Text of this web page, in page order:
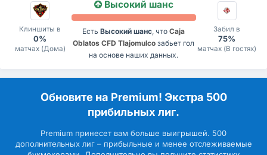
Клиншиты в
0%
матчах (Дома)
Высокий шанс
Есть Высокий шанс, что Caja
Oblatos CFD Tlajomulco забьет гол
на основе наших данных.
Забил в
75%
матчах (В гостях)
Обновите на Premium! Экстра 500
прибильных лиг.
Premium принесет вам больше выигрышей. 500
дополнительных лиг – прибыльные и менее отслеживаемые